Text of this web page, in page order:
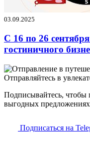
03.09.2025
C 16 по 26
гостиничного
Отправляйтесь в
Подписывайтесь, чтобы
выгодных
Подписаться на